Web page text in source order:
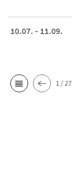
10.07. - 11.09.
1 / 27